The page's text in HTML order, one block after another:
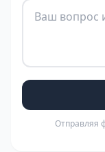
Отправляя